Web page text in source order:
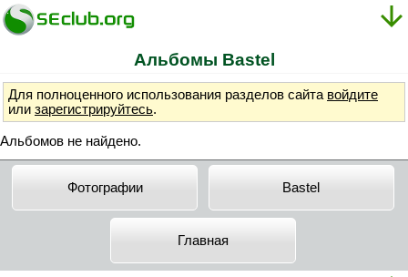
Альбомы Bastel
Для полноценного использования разделов сайта войдите
или зарегистрируйтесь.
Альбомов не найдено.
Фотографии Bastel
Главная